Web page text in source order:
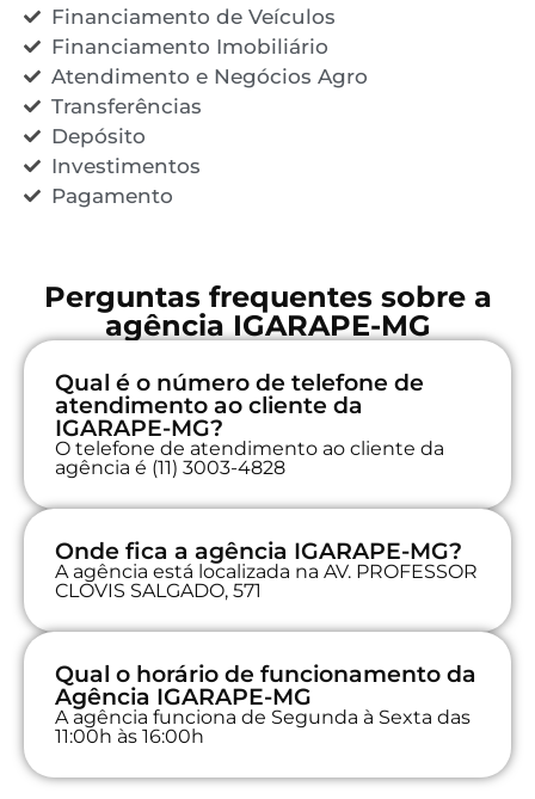
Financiamento de Veículos
Financiamento Imobiliário
Atendimento e Negócios Agro
Transferências
Depósito
Investimentos
Pagamento
Perguntas frequentes sobre a
agência IGARAPE-MG
Qual é o número de telefone de
atendimento ao cliente da
IGARAPE-MG?
O telefone de atendimento ao cliente da
agência é (11) 3003-4828
Onde fica a agência IGARAPE-MG?
A agência está localizada na AV. PROFESSOR
CLOVIS SALGADO, 571
Qual o horário de funcionamento da
Agência IGARAPE-MG
A agência funciona de Segunda à Sexta das
11:00h às 16:00h